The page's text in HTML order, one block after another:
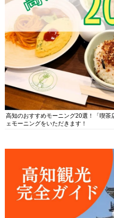
高知のおすすめモーニング20選！「喫
ェモーニングをいただきます！